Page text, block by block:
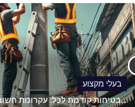
בעלי מקצוע
בטיחות קודמת לכל: עקרונות חשובים בהתקנת שלטים…